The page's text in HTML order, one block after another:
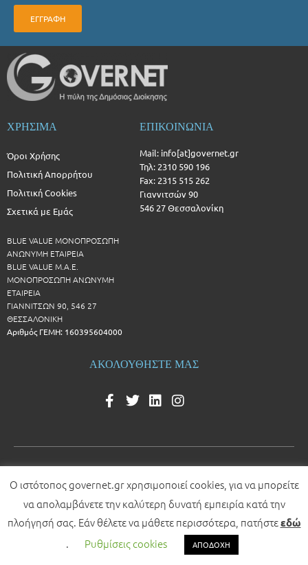
ΕΓΓΡΑΦΗ
ΧΡΗΣΙΜΑ
Όροι Χρήσης
Πολιτική Απορρήτου
Πολιτική Cookies
Σχετικά με Εμάς
BLUE VALUE ΜΟΝΟΠΡΟΣΩΠΗ
ΑΝΩΝΥΜΗ ΕΤΑΙΡΕΙΑ
BLUE VALUE Μ.Α.Ε.
ΜΟΝΟΠΡΟΣΩΠΗ ΑΝΩΝΥΜΗ
ΕΤΑΙΡΕΙΑ
ΓΙΑΝΝΙΤΣΩΝ 90, 546 27
ΘΕΣΣΑΛΟΝΙΚΗ
Αριθμός ΓΕΜΗ: 160395604000
ΕΠΙΚΟΙΝΩΝΙΑ
Mail: info[at]governet.gr
Τηλ: 2310 590 196
Fax: 2315 515 262
Γιαννιτσών 90
546 27 Θεσσαλονίκη
ΑΚΟΛΟΥΘΗΣΤΕ ΜΑΣ
© 2026 All rights reserved
Development by
Ο ιστότοπος governet.gr χρησιμοποιεί cookies, για να μπορείτε
να απολαμβάνετε την καλύτερη δυνατή εμπειρία κατά την
πλοήγησή σας. Εάν θέλετε να μάθετε περισσότερα, πατήστεεδώ
. Ρυθμίσεις cookies ΑΠΟΔΟΧΗ